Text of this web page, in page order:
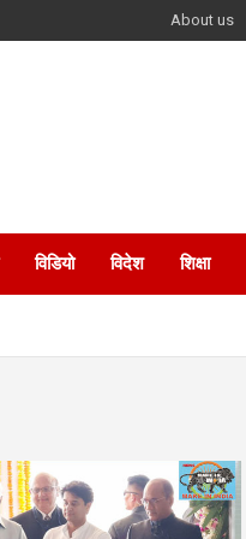
About us
विडियो विदेश शिक्षा